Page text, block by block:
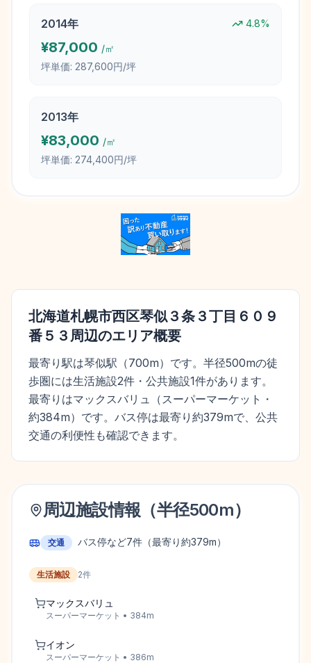
2014年 4.8%
¥87,000 /㎡
坪単価: 287,600円/坪
2013年
¥83,000 /㎡
坪単価: 274,400円/坪
北海道札幌市西区琴似３条３丁目６０９
番５３ 周辺のエリア概要
最寄り駅は琴似駅（700m）です。半径500mの徒
歩圏には生活施設2件・公共施設1件があります。
最寄りはマックスバリュ（スーパーマーケット・
約384m）です。バス停は最寄り約379mで、公共
交通の利便性も確認できます。
周辺施設情報（半径500m）
交通 バス停など7件 （最寄り約379m）
生活施設 2件
マックスバリュ
スーパーマーケット • 384m
イオン
スーパーマーケット • 386m